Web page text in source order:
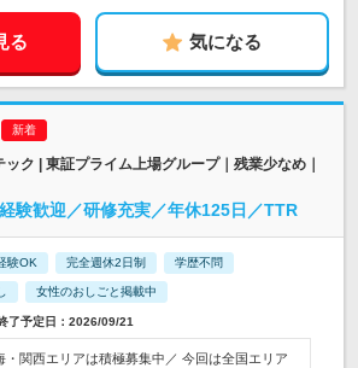
る 気になる
ク | 東証プライム上場グループ｜残業少なめ｜
験歓迎／研修充実／年休125日／TTR
験OK 完全週休2日制 学歴不問
女性のおしごと掲載中
予定日：2026/09/21
・関西エリアは積極募集中／ 今回は全国エリア